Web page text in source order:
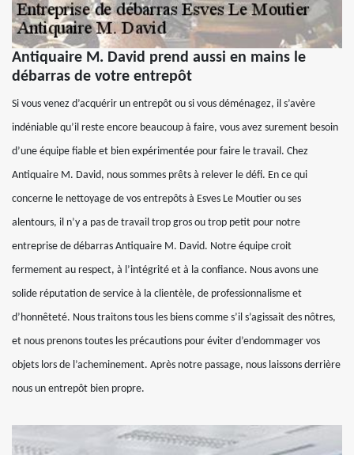
Antiquaire M. David prend aussi en mains le
débarras de votre entrepôt
Si vous venez d’acquérir un entrepôt ou si vous déménagez, il s’avère
indéniable qu’il reste encore beaucoup à faire, vous avez surement besoin
d’une équipe fiable et bien expérimentée pour faire le travail. Chez
Antiquaire M. David, nous sommes prêts à relever le défi. En ce qui
concerne le nettoyage de vos entrepôts à Esves Le Moutier ou ses
alentours, il n’y a pas de travail trop gros ou trop petit pour notre
entreprise de débarras Antiquaire M. David. Notre équipe croit
fermement au respect, à l’intégrité et à la confiance. Nous avons une
solide réputation de service à la clientèle, de professionnalisme et
d’honnêteté. Nous traitons tous les biens comme s’il s’agissait des nôtres,
et nous prenons toutes les précautions pour éviter d’endommager vos
objets lors de l’acheminement. Après notre passage, nous laissons derrière
nous un entrepôt bien propre.